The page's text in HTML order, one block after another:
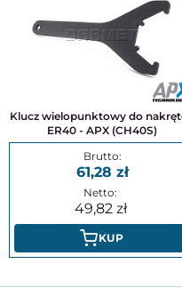
Klucz wielopunktowy do nakrętek
ER40 - APX (CH40S)
61,28
49,82
KUP